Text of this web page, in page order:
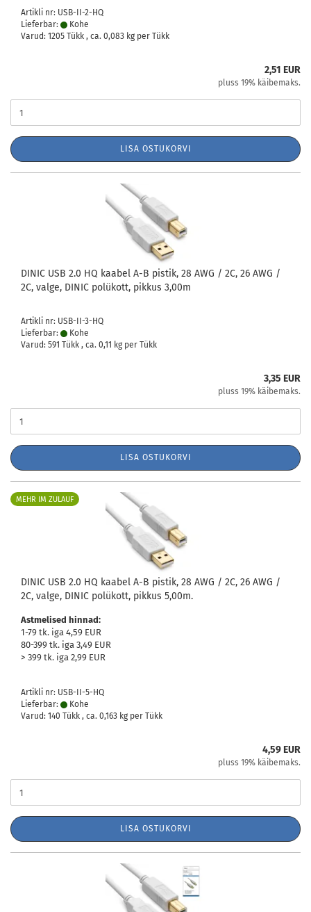
Artikli nr: USB-II-2-HQ
Lieferbar:
Kohe
Varud: 1205 Tükk , ca. 0,083 kg per Tükk
2,51 EUR
pluss 19% käibemaks.
LISA OSTUKORVI
DINIC USB 2.0 HQ kaabel A-B pistik, 28 AWG / 2C, 26 AWG /
2C, valge, DINIC polükott, pikkus 3,00m
Artikli nr: USB-II-3-HQ
Lieferbar:
Kohe
Varud: 591 Tükk , ca. 0,11 kg per Tükk
3,35 EUR
pluss 19% käibemaks.
LISA OSTUKORVI
MEHR IM ZULAUF
DINIC USB 2.0 HQ kaabel A-B pistik, 28 AWG / 2C, 26 AWG /
2C, valge, DINIC polükott, pikkus 5,00m.
Astmelised hinnad:
1-79 tk. iga 4,59 EUR
80-399 tk. iga 3,49 EUR
> 399 tk. iga 2,99 EUR
Artikli nr: USB-II-5-HQ
Lieferbar:
Kohe
Varud: 140 Tükk , ca. 0,163 kg per Tükk
4,59 EUR
pluss 19% käibemaks.
LISA OSTUKORVI